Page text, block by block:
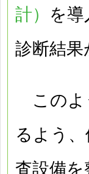
計） を
診断結果
このよ
るよう
査設備